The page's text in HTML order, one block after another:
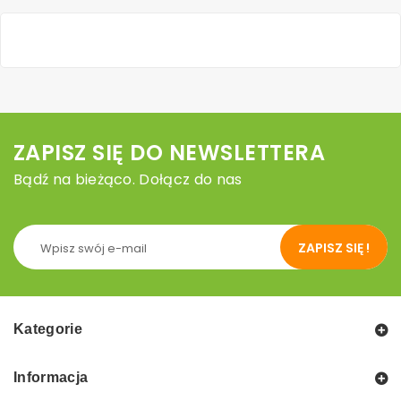
ZAPISZ SIĘ DO NEWSLETTERA
Bądź na bieżąco. Dołącz do nas
ZAPISZ SIĘ !
Kategorie
Informacja